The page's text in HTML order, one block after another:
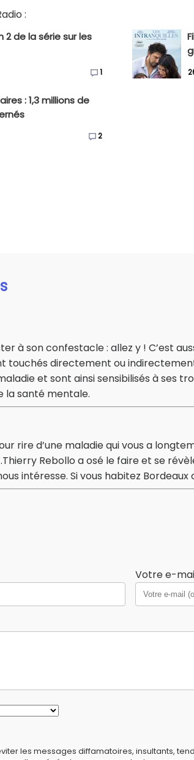
:
2 de la série sur les
1
: 1,3 millions de
2
à son confestacle : allez y ! C’est
touchés directement ou
et sont ainsi sensibilisés à ses
la santé mentale.
rire d’une maladie qui vous a
Rebollo a osé le faire et se
intéresse. Si vous habitez
Votre e-
les messages diffamatoires, insultants,